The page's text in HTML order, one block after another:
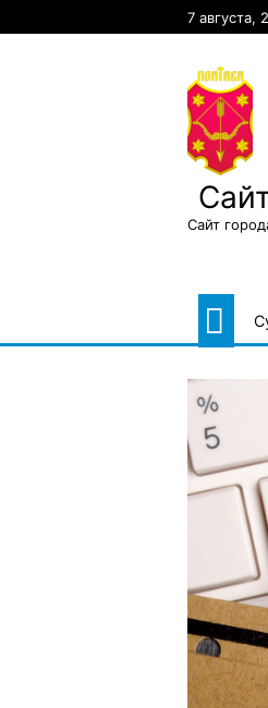
7 августа,
Сайт